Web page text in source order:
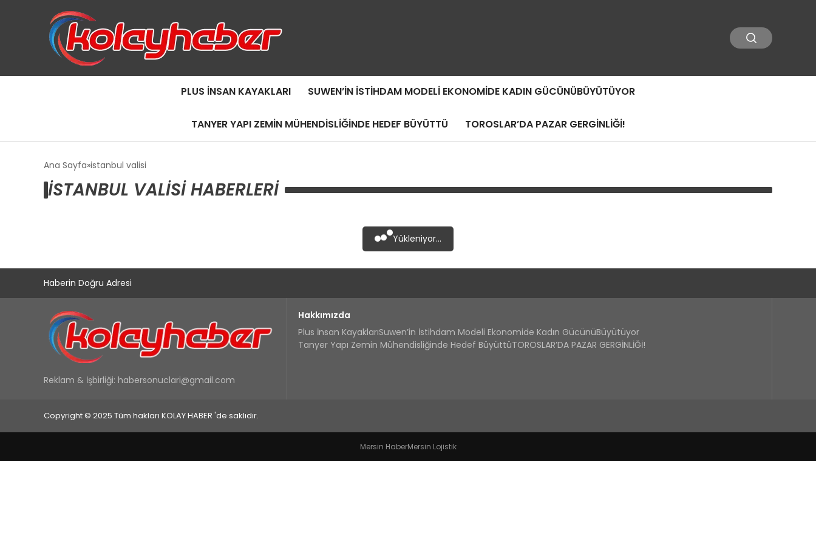
PLUS İNSAN KAYAKLARI SUWEN’IN İSTIHDAM MODELI EKONOMIDE KADIN GÜCÜNÜBÜYÜTÜYOR
TANYER YAPI ZEMIN MÜHENDISLIĞINDE HEDEF BÜYÜTTÜ TOROSLAR’DA PAZAR GERGİNLİĞİ!
Ana Sayfa istanbul valisi
ISTANBUL VALISI HABERLERI
Yükleniyor...
Haberin Doğru Adresi
Reklam & İşbirliği: habersonuclari@gmail.com
Hakkımızda
Plus İnsan KayaklarıSuwen’in İstihdam Modeli Ekonomide Kadın GücünüBüyütüyor
Tanyer Yapı Zemin Mühendisliğinde Hedef BüyüttüTOROSLAR’DA PAZAR GERGİNLİĞİ!
Copyright © 2025 Tüm hakları KOLAY HABER 'de saklıdır.
Mersin HaberMersin Lojistik